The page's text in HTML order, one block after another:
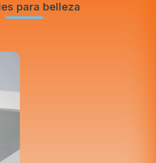
para belleza